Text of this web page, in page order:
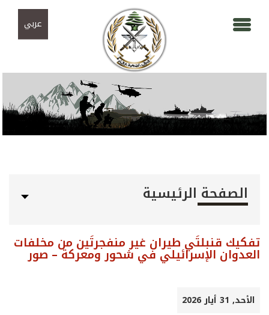
عربي
الصفحة الرئيسية
تفكيك قنبلتَي طيران غير منفجرتَين من مخلفات
العدوان الإسرائيلي في شحور ومعركة – صور
الأحد, 31 أيار 2026